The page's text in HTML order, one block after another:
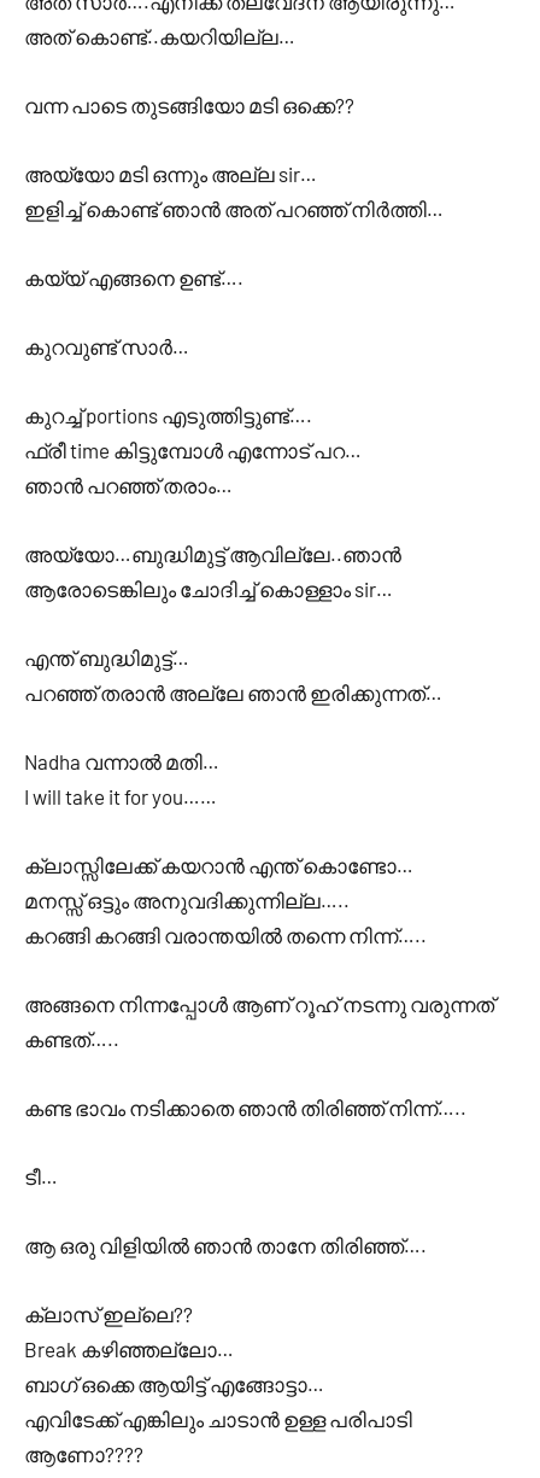
അത് കൊണ്ട്..കയറിയില്ല…
വന്ന പാടെ തുടങ്ങിയോ മടി ഒക്കെ??
അയ്യോ മടി ഒന്നും അല്ല sir…
ഇളിച്ച് കൊണ്ട് ഞാൻ അത് പറഞ്ഞ് നിർത്തി…
കയ്യ് എങ്ങനെ ഉണ്ട്….
കുറവുണ്ട് സാർ…
കുറച്ച് portions എടുത്തിട്ടുണ്ട്….
ഫ്രീ time കിട്ടുമ്പോൾ എന്നോട് പറ…
ഞാൻ പറഞ്ഞ് തരാം…
അയ്യോ…ബുദ്ധിമുട്ട് ആവില്ലേ..ഞാൻ
ആരോടെങ്കിലും ചോദിച്ച് കൊള്ളാം sir…
എന്ത് ബുദ്ധിമുട്ട്…
പറഞ്ഞ് തരാൻ അല്ലേ ഞാൻ ഇരിക്കുന്നത്…
Nadha വന്നാൽ മതി…
I will take it for you……
ക്ലാസ്സിലേക്ക് കയറാൻ എന്ത് കൊണ്ടോ…
മനസ്സ് ഒട്ടും അനുവദിക്കുന്നില്ല…..
കറങ്ങി കറങ്ങി വരാന്തയിൽ തന്നെ നിന്ന്…..
അങ്ങനെ നിന്നപ്പോൾ ആണ് റൂഹ് നടന്നു വരുന്നത്
കണ്ടത്…..
കണ്ട ഭാവം നടിക്കാതെ ഞാൻ തിരിഞ്ഞ് നിന്ന്…..
ടീ…
ആ ഒരു വിളിയിൽ ഞാൻ താനേ തിരിഞ്ഞ്….
ക്ലാസ് ഇല്ലെ??
Break കഴിഞ്ഞല്ലോ…
ബാഗ് ഒക്കെ ആയിട്ട് എങ്ങോട്ടാ…
എവിടേക്ക് എങ്കിലും ചാടാൻ ഉള്ള പരിപാടി
ആണോ????